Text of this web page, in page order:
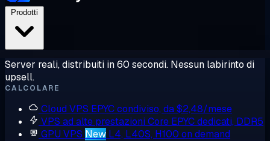
Server reali, distribuiti in 60 secondi. Nessun labirinto di
upsell.
CALCOLARE
Cloud VPS EPYC condiviso, da $2,48/mese
VPS ad alte prestazioni Core EPYC dedicati, DDR5
GPU VPS New L4, L40S, H100 on demand